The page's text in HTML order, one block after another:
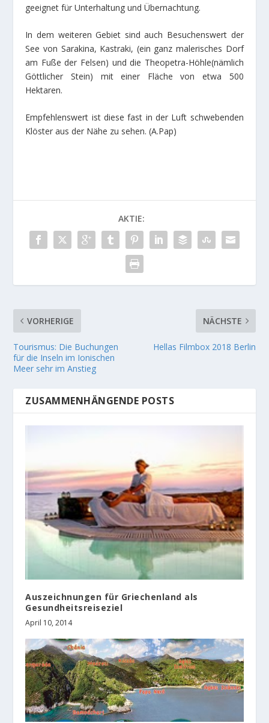
geeignet für Unterhaltung und Übernachtung.
In dem weiteren Gebiet sind auch Besuchenswert der
See von Sarakina, Kastraki, (ein ganz malerisches Dorf
am Fuße der Felsen) und die Theopetra-Höhle(nämlich
Göttlicher Stein) mit einer Fläche von etwa 500
Hektaren.
Empfehlenswert ist diese fast in der Luft schwebenden
Klöster aus der Nähe zu sehen. (Α.Pap)
AKTIE:
VORHERIGE
Tourismus: Die Buchungen
für die Inseln im Ionischen
Meer sehr im Anstieg
NÄCHSTE
Hellas Filmbox 2018 Berlin
ZUSAMMENHÄNGENDE POSTS
Auszeichnungen für Griechenland als
Gesundheitsreiseziel
April 10, 2014